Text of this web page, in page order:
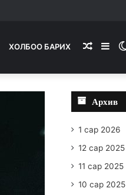
ХОЛБОО БАРИХ
Article
Архив
1 сар 2026
12 сар 2025
11 сар 2025
10 сар 2025